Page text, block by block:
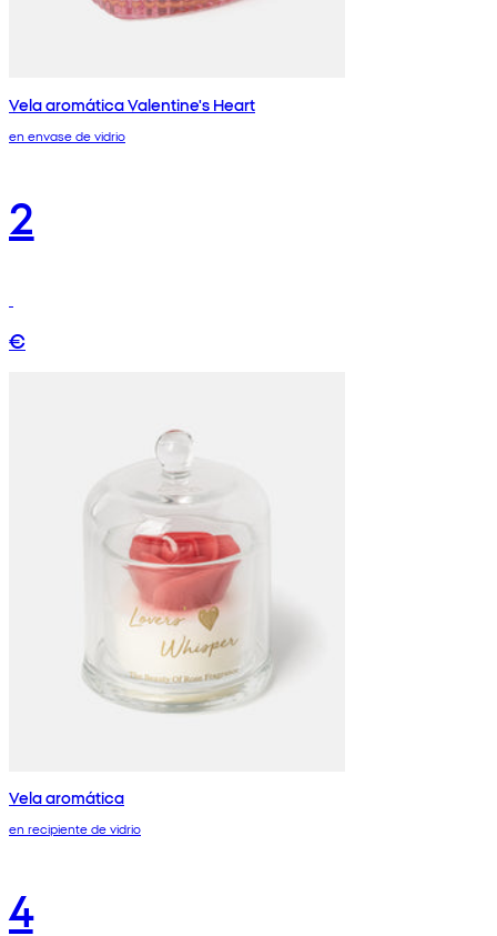
Vela aromática Valentine's Heart
en envase de vidrio
2
€
Vela aromática
en recipiente de vidrio
4